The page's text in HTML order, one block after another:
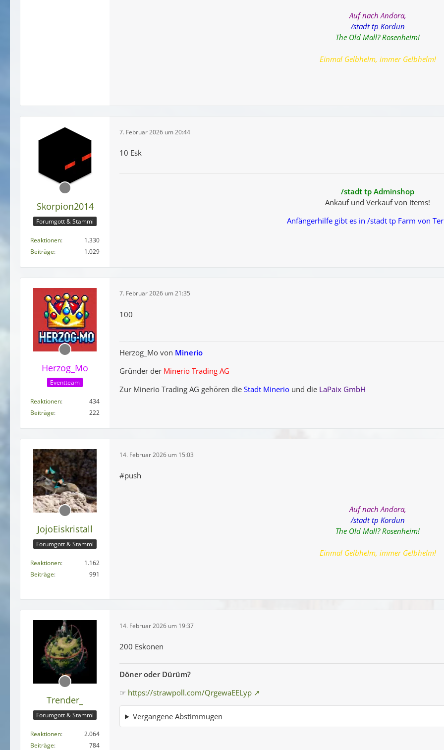
Auf nach Andora,
/stadt tp Kordun
The Old Mall? Rosenheim!
Einmal Gelbhelm, immer Gelbhelm!
Skorpion2014
Forumgott & Stammi
Reaktionen
1.330
Beiträge
1.029
7. Februar 2026 um 20:44
10 Esk
/stadt tp Adminshop
Ankauf und Verkauf von Items!
Anfängerhilfe gibt es in /stadt tp Farm von
Herzog_Mo
Eventteam
Reaktionen
434
Beiträge
222
7. Februar 2026 um 21:35
100
Herzog_Mo von Minerio
Gründer der Minerio Trading AG
Zur Minerio Trading AG gehören die Stadt Minerio und die LaPaix GmbH
JojoEiskristall
Forumgott & Stammi
Reaktionen
1.162
Beiträge
991
14. Februar 2026 um 15:03
#push
Auf nach Andora,
/stadt tp Kordun
The Old Mall? Rosenheim!
Einmal Gelbhelm, immer Gelbhelm!
Trender_
Forumgott & Stammi
Reaktionen
2.064
Beiträge
784
14. Februar 2026 um 19:37
200 Eskonen
Döner oder Dürüm?
☞ https://strawpoll.com/QrgewaEELyp
Vergangene Abstimmugen